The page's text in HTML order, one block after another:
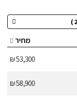
מחיר
53,300 ₪
58,900 ₪